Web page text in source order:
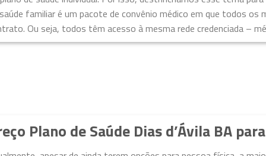
familiar é um pacote de convênio médico em que todos
Ou seja, todos têm acesso à mesma rede credenciada –
Plano de Saúde Dias d’Ávila BA